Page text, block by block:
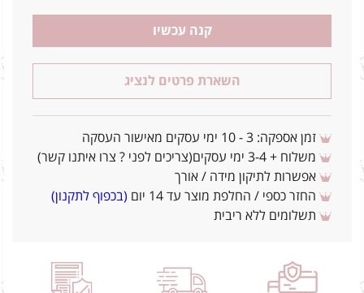
קנה עכשיו
השארת פרטים לנציג
זמן אספקה: 3 - 10 ימי עסקים מאישור העסקה
משלוח + 3-4 ימי עסקים(צריכים לפני ? צרו איתנו קשר)
אפשרות לתיקון מידה / אורך
החזר כספי / החלפת מוצר עד 14 יום
(בכפוף לתקנון)
תשלומים ללא ריבית